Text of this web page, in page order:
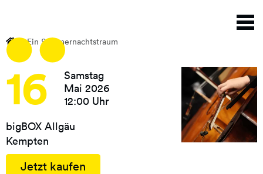
InhaltEin Sommernachtstraum
16
Samstag
Mai 2026
12:00 Uhr
bigBOX Allgäu
Kempten
Jetzt kaufen